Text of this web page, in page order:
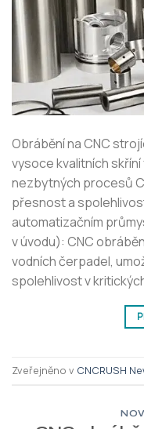
Obrábění na CNC
vysoce kvalitních
nezbytných procesů
přesnost a
automatizačním
v úvodu): CNC
vodních čerpadel,
spolehlivost v
Zveřejněno v CNCRUSH